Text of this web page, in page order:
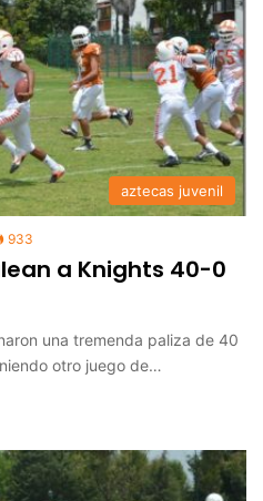
aztecas juvenil
933
a Knights 40-0
una tremenda paliza de 40
otro juego de…